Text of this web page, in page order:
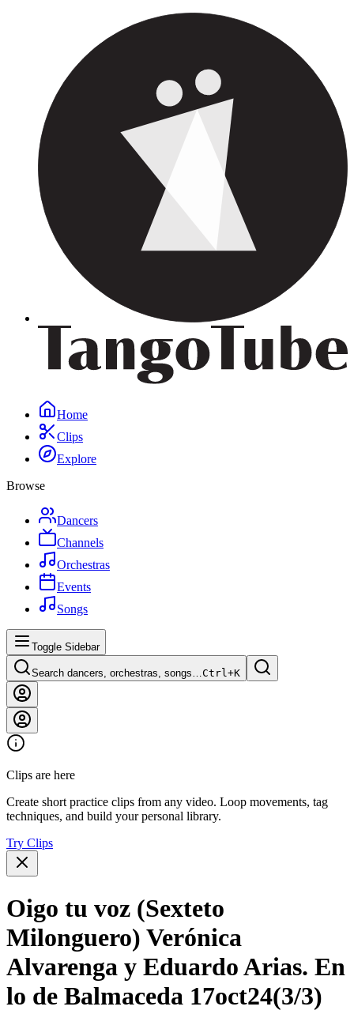
Home
Clips
Explore
Browse
Dancers
Channels
Orchestras
Events
Songs
Toggle Sidebar
Search dancers, orchestras, songs…Ctrl+K
Clips are here
Create short practice clips from any video. Loop movements, tag
techniques, and build your personal library.
Try Clips
Oigo tu voz (Sexteto
Milonguero) Verónica
Alvarenga y Eduardo Arias. En
lo de Balmaceda 17oct24(3/3)